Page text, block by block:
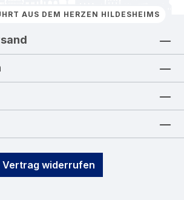
AUS DEM HERZEN HILDESHEIMS
Vertrag widerrufen